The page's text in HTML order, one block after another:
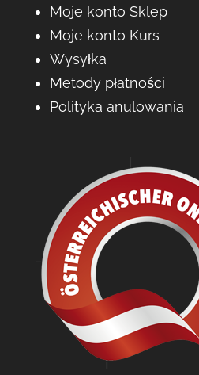
Moje konto Sklep
Moje konto Kurs
Wysyłka
Metody płatności
Polityka anulowania